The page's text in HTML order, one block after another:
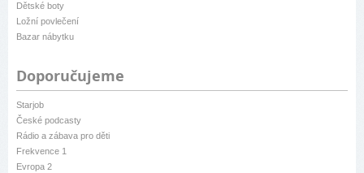
Dětské boty
Ložní povlečení
Bazar nábytku
Doporučujeme
Starjob
České podcasty
Rádio a zábava pro děti
Frekvence 1
Evropa 2